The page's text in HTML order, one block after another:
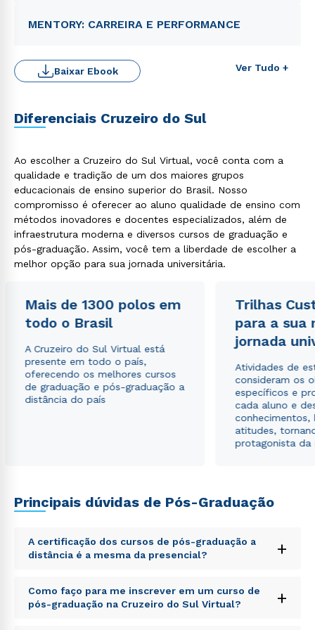
MENTORY: CARREIRA E PERFORMANCE
Ver Tudo +
Baixar Ebook
Diferenciais Cruzeiro do Sul
Ao escolher a Cruzeiro do Sul Virtual, você conta com a
qualidade e tradição de um dos maiores grupos
educacionais de ensino superior do Brasil. Nosso
compromisso é oferecer ao aluno qualidade de ensino com
métodos inovadores e docentes especializados, além de
infraestrutura moderna e diversos cursos de graduação e
pós-graduação. Assim, você tem a liberdade de escolher a
melhor opção para sua jornada universitária.
Mais de 1300 polos em
todo o Brasil
A Cruzeiro do Sul Virtual está
presente em todo o país,
oferecendo os melhores cursos
de graduação e pós-graduação a
distância do país
Trilhas
para a sua
jornada
Atividades de
consideram os
específicos e
cada aluno e
conhecimentos,
atitudes,
protagonista da
Principais dúvidas de Pós-Graduação
A certificação dos cursos de pós-graduação a
distância é a mesma da presencial?
+
Sed ut perspiciatis unde omnis iste natus error sit
voluptatem accusantium doloremque laudantium,
totam rem aperiam, eaque ipsa quae ab illo inventore
Como faço para me inscrever em um curso de
pós-graduação na Cruzeiro do Sul Virtual?
+
Rápido e fácil
WhatsApp
ou
Política de Privacidade.
autorizo que meus dados sejam utilizados para o
envio de conteúdos da Cruzeiro do Sul.